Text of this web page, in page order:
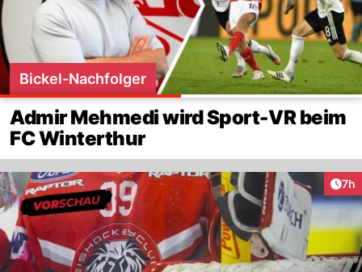
Bickel-Nachfolger
Admir Mehmedi wird Sport-VR beim
FC Winterthur
7h